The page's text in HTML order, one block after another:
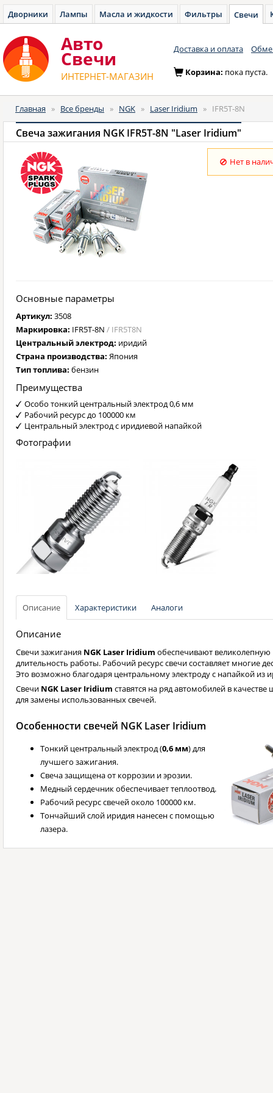
Дворники Лампы Масла и жидкости Фильтры Свечи
Авто
Cвечи
ИНТЕРНЕТ-МАГАЗИН
Доставка и оплата
Корзина: пока пуста.
Главная » Все бренды » NGK » Laser Iridium » IFR5T-8N
Свеча зажигания NGK IFR5T-8N "Laser Iridium"
Нет в
Основные параметры
Артикул: 3508
Маркировка: IFR5T-8N / IFR5T8N
Центральный электрод: иридий
Страна производства: Япония
Тип топлива: бензин
Преимущества
Особо тонкий центральный электрод 0,6 мм
Рабочий ресурс до 100000 км
Центральный электрод с иридиевой напайкой
Фотографии
Описание Характеристики Аналоги
Описание
Свечи зажигания NGK Laser Iridium обеспечивают
длительность работы. Рабочий ресурс свечи составляет многие
Это возможно благодаря центральному электроду с напайкой из
Свечи NGK Laser Iridium ставятся на ряд автомобилей в
для замены использованных свечей.
Особенности свечей NGK Laser Iridium
Тонкий центральный электрод (0,6 мм) для
лучшего зажигания.
Свеча защищена от коррозии и эрозии.
Медный сердечник обеспечивает теплоотвод.
Рабочий ресурс свечей около 100000 км.
Тончайший слой иридия нанесен с помощью
лазера.